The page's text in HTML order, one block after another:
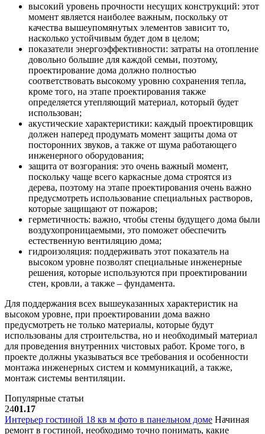
высокий уровень прочности несущих конструкций: этот
момент является наиболее важным, поскольку от
качества вышеупомянутых элементов зависит то,
насколько устойчивым будет дом в целом;
показатели энергоэффективности: затраты на отопление
довольно большие для каждой семьи, поэтому,
проектирование дома должно полностью
соответствовать высокому уровню сохранения тепла,
кроме того, на этапе проектирования также
определяется утепляющий материал, который будет
использован;
акустические характеристики: каждый проектировщик
должен наперед продумать момент защиты дома от
посторонних звуков, а также от шума работающего
инженерного оборудования;
защита от возгорания: это очень важный момент,
поскольку чаще всего каркасные дома строятся из
дерева, поэтому на этапе проектирования очень важно
предусмотреть использование специальных растворов,
которые защищают от пожаров;
герметичность: важно, чтобы стены будущего дома были
воздухопроницаемыми, это поможет обеспечить
естественную вентиляцию дома;
гидроизоляция: поддерживать этот показатель на
высоком уровне позволят специальные инженерные
решения, которые используются при проектировании
стен, кровли, а также – фундамента.
Для поддержания всех вышеуказанных характеристик на
высоком уровне, при проектировании дома важно
предусмотреть не только материалы, которые будут
использованы для строительства, но и необходимый материал
для проведения внутренних чистовых работ. Кроме того, в
проекте должны указываться все требования и особенности
монтажа инженерных систем и коммуникаций, а также,
монтаж системы вентиляции.
Популярные статьи
2401.17
Интерьер гостиной 18 кв м фото в панельном доме Начиная
ремонт в гостиной, необходимо точно понимать, какие